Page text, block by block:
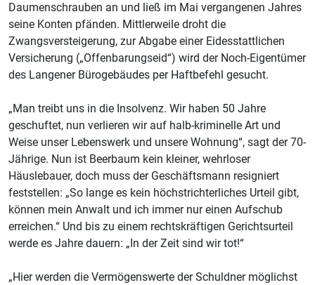
Daumenschrauben an und ließ im Mai vergangenen Jahres
seine Konten pfänden. Mittlerweile droht die
Zwangsversteigerung, zur Abgabe einer Eidesstattlichen
Versicherung („Offenbarungseid“) wird der Noch-Eigentümer
des Langener Bürogebäudes per Haftbefehl gesucht.
„Man treibt uns in die Insolvenz. Wir haben 50 Jahre
geschuftet, nun verlieren wir auf halb-kriminelle Art und
Weise unser Lebenswerk und unsere Wohnung“, sagt der 70-
Jährige. Nun ist Beerbaum kein kleiner, wehrloser
Häuslebauer, doch muss der Geschäftsmann resigniert
feststellen: „So lange es kein höchstrichterliches Urteil gibt,
können mein Anwalt und ich immer nur einen Aufschub
erreichen.“ Und bis zu einem rechtskräftigen Gerichtsurteil
werde es Jahre dauern: „In der Zeit sind wir tot!“
„Hier werden die Vermögenswerte der Schuldner möglichst